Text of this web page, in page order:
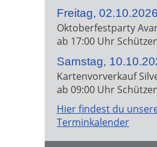
Freitag, 02.10.2026
Oktoberfestparty
ab 17:00 Uhr
Samstag,
Kartenvorverkauf
ab 09:00 Uhr
Hier findest du
Terminkalender